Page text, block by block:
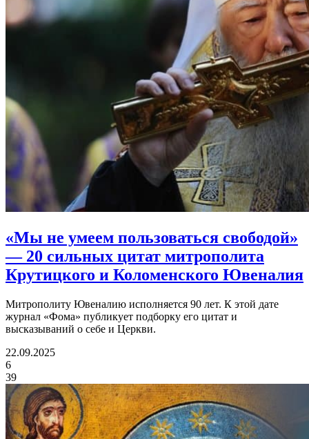
«Мы не умеем пользоваться свободой»
— 20 сильных цитат митрополита
Крутицкого и Коломенского Ювеналия
Митрополиту Ювеналию исполняется 90 лет. К этой дате
журнал «Фома» публикует подборку его цитат и
высказываний о себе и Церкви.
22.09.2025
6
39